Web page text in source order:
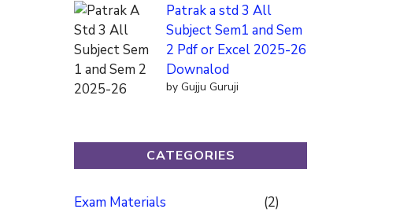
Patrak a std 3 All
Subject Sem1 and Sem
2 Pdf or Excel 2025-26
Downalod
by Gujju Guruji
CATEGORIES
Exam Materials
(2)